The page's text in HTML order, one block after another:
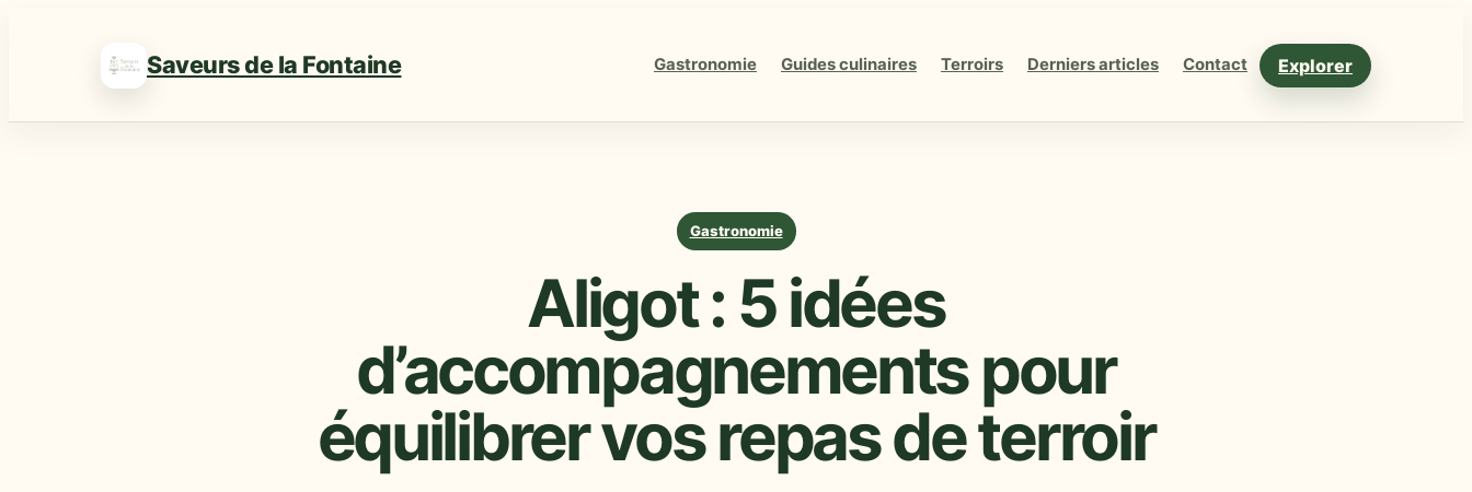
Saveurs de la Fontaine Gastronomie Guides culinaires Terroirs Derniers articles Contact Explorer
Gastronomie
Aligot : 5 idées
d’accompagnements pour
équilibrer vos repas de terroir